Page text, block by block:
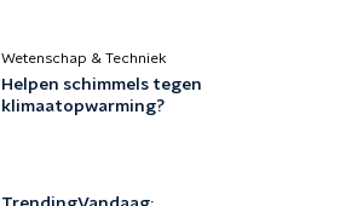
Wetenschap & Techniek
Helpen schimmels tegen
klimaatopwarming?